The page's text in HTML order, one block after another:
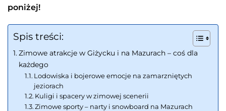
poniżej!
Spis treści:
Zimowe atrakcje w Giżycku i na Mazurach – coś dla
każdego
Lodowiska i bojerowe emocje na zamarzniętych
jeziorach
Kuligi i spacery w zimowej scenerii
Zimowe sporty – narty i snowboard na Mazurach